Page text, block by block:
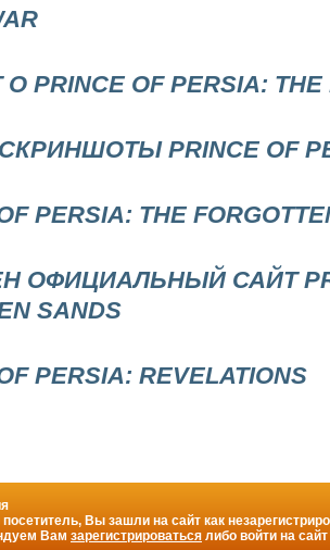
О PRINCE OF PERSIA:
PRINCE OF
PERSIA: THE
ОФИЦИАЛЬНЫЙ САЙТ
SANDS
PERSIA: REVELATIONS
Вы зашли на сайт как
Вам зарегистрироваться либо войти на